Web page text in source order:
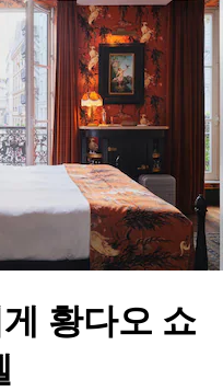
황다오 쇼